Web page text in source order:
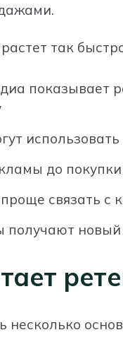
так
показывает
до
проще связать с
получают
несколько